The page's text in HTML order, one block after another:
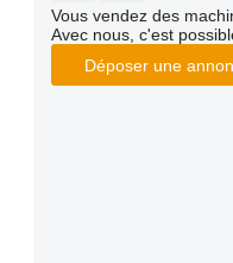
Vous vendez des
Avec nous, c'est
Déposer une